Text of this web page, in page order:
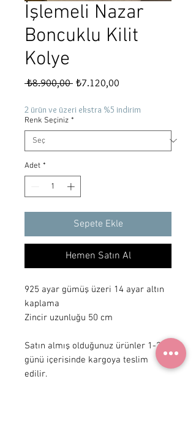
İşlemeli Nazar
Boncuklu Kilit
Kolye
₺8.900,00 Normal
₺7.120,00
2 ürün ve üzeri ekstra %5 indirim
Renk Seçiniz *
Adet *
Sepete Ekle
Hemen Satın Al
925 ayar gümüş üzeri 14 ayar altın
kaplama
Zincir uzunluğu 50 cm
Satın almış olduğunuz ürünler 1-3 iş
günü içerisinde kargoya teslim
edilir.